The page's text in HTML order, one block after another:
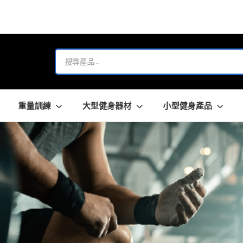
重量訓練 大型健身器材 小型健身產品